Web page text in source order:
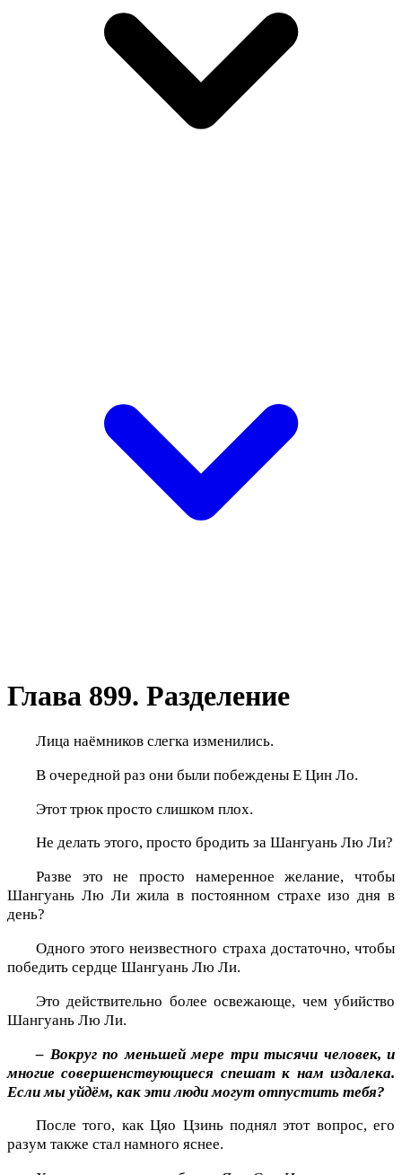
Глава 899. Разделение
Лица наёмников слегка изменились.
В очередной раз они были побеждены Е Цин Ло.
Этот трюк просто слишком плох.
Не делать этого, просто бродить за Шангуань Лю Ли?
Разве это не просто намеренное желание, чтобы
Шангуань Лю Ли жила в постоянном страхе изо дня в
день?
Одного этого неизвестного страха достаточно, чтобы
победить сердце Шангуань Лю Ли.
Это действительно более освежающе, чем убийство
Шангуань Лю Ли.
– Вокруг по меньшей мере три тысячи человек, и
многие совершенствующиеся спешат к нам издалека.
Если мы уйдём, как эти люди могут отпустить тебя?
После того, как Цяо Цзинь поднял этот вопрос, его
разум также стал намного яснее.